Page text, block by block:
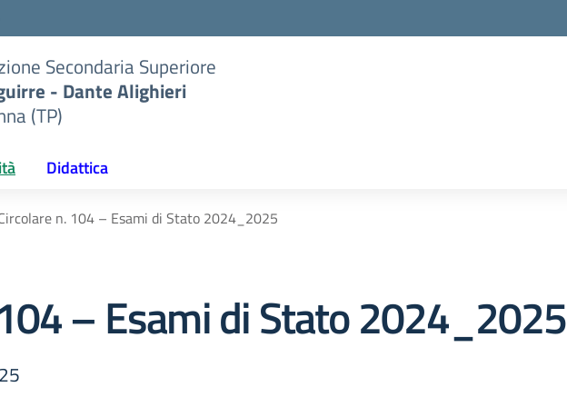
Secondaria Superiore
- Dante Alighieri
(TP)
Didattica
n. 104 – Esami di Stato 2024_2025
– Esami di Stato 2024_2025